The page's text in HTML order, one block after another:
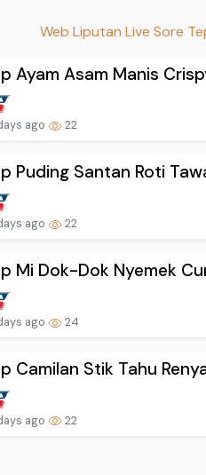
Web Liputan Live Sore
Ayam Asam Manis
ago 22
Puding Santan Roti
ago 22
Mi Dok-Dok Nyemek
ago 24
Camilan Stik Tahu
ago 22